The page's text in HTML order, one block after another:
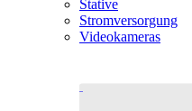
Stative
Stromversorgung
Videokameras